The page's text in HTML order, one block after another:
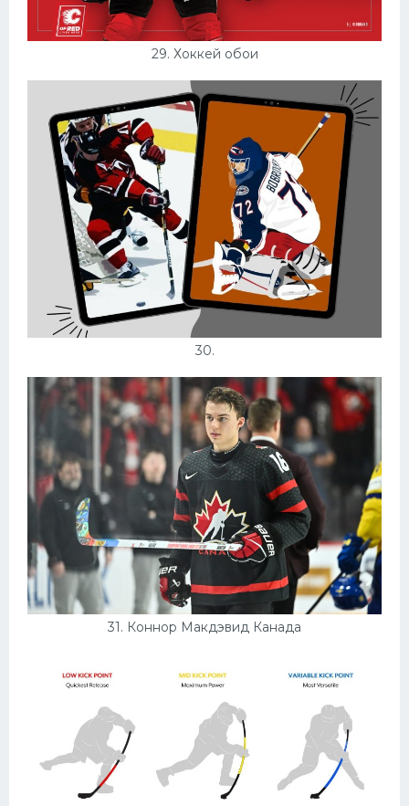
29. Хоккей обои
30.
31. Коннор Макдэвид Канада